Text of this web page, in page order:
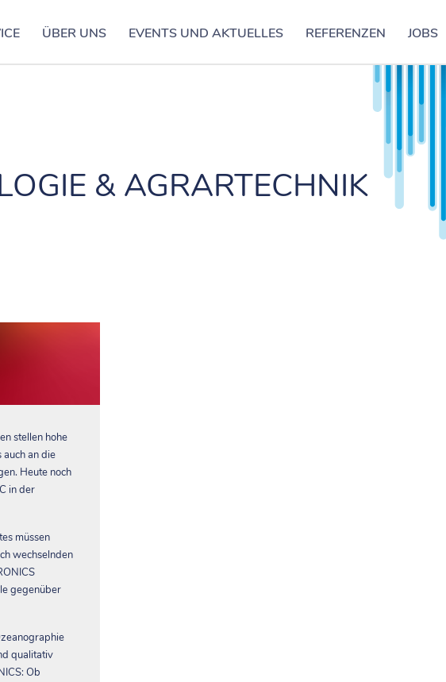
ÜBER UNS EVENTS UND AKTUELLES REFERENZEN JOBS
& AGRARTECHNIK
stellen hohe
an die
Heute noch
in der
müssen
wechselnden
gegenüber
qualitativ
Ob